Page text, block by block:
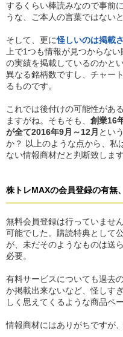
するくらい棒読みなので事前に
うな、ご本人の言葉ではない
そして、更に怪しいのは掲載
上で1つも情報が見つからな
の実績を掲載しているのかと
異なる銘柄数ですし、チャー
るものです。
これでは後付けの可能性があ
ますがね。そもそも、 創業16
が全て2016年9月～12月 とい
か？ 以上のような点から、私
ない情報商材だと判断致します
株トレMAXの会員登録の有無
無料会員登録は行っていませ
可能でした。購読特典として
が、未だそのようなものは送
必要。
有料サービスについても過去
か掲載出来ないなど、怪しす
しく思えてくるような商品ペ
情報商材にはありがちですが